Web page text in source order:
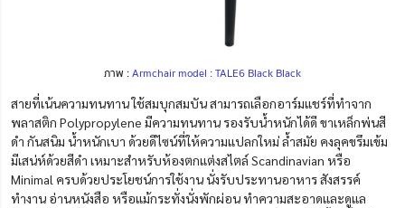
ภาพ :Armchair model : TALE6 Black Black
สายที่เน้นความทนทาน ใช้สมบุกสมบัน สามารถเลือกอาร์มแชร์ที่ทำจาก
พลาสติก Polypropylene มีความทนทาน รองรับน้ำหนักได้ดี ขาเหล็กพ่นสี
ดำ กันสนิม น้ำหนักเบา ด้วยดีไซน์ที่ให้ความแปลกใหม่ ล้ำสมัย คงลุคขรึมเข้ม
มีเสน่ห์ด้วยสีดำ เหมาะสำหรับห้องตกแต่งสไตล์Scandinavian หรือ
Minimal ครบด้วยประโยชน์การใช้งาน นั่งรับประทานอาหาร สังสรรค์
ทำงาน อ่านหนังสือ หรือแม้กระทั่งนั่งพักผ่อน ทำความสะอาดและดูแล